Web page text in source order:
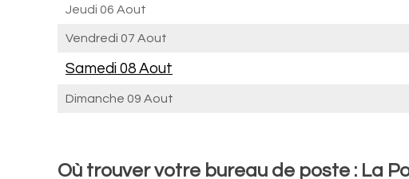
Jeudi 06 Aout
Vendredi 07 Aout
Samedi 08 Aout
Dimanche 09 Aout
Où trouver votre bureau de poste : La